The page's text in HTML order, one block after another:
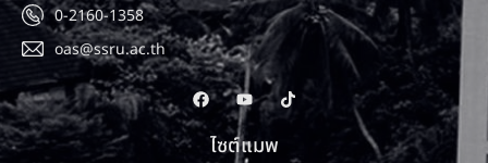
0-2160-1358
oas@ssru.ac.th
ไซต์แมพ